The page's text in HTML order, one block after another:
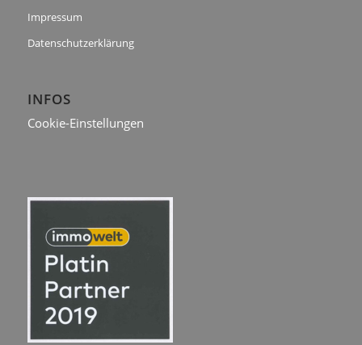
Impressum
Datenschutzerklärung
INFOS
Cookie-Einstellungen